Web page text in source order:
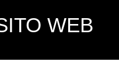
WEB